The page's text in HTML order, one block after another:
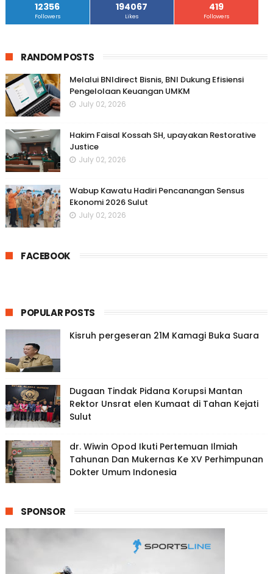
12356
Followers
194067
Likes
419
Followers
RANDOM POSTS
Melalui BNIdirect Bisnis, BNI Dukung Efisiensi
Pengelolaan Keuangan UMKM
July 02, 2026
Hakim Faisal Kossah SH, upayakan Restorative
Justice
July 02, 2026
Wabup Kawatu Hadiri Pencanangan Sensus
Ekonomi 2026 Sulut
July 02, 2026
FACEBOOK
POPULAR POSTS
Kisruh pergeseran 21M Kamagi Buka Suara
Dugaan Tindak Pidana Korupsi Mantan
Rektor Unsrat elen Kumaat di Tahan Kejati
Sulut
dr. Wiwin Opod Ikuti Pertemuan Ilmiah
Tahunan Dan Mukernas Ke XV Perhimpunan
Dokter Umum Indonesia
SPONSOR